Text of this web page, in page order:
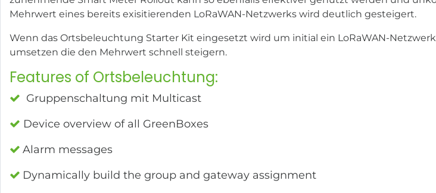
Mehrwert eines bereits exisitierenden LoRaWAN-Netzwerks wird deutlich gesteigert.
Wenn das Ortsbeleuchtung Starter Kit eingesetzt wird um initial ein LoRaWAN-
umsetzen die den Mehrwert schnell steigern.
Features of Ortsbeleuchtung:
Gruppenschaltung mit Multicast
Device overview of all GreenBoxes
Alarm messages
Dynamically build the group and gateway assignment